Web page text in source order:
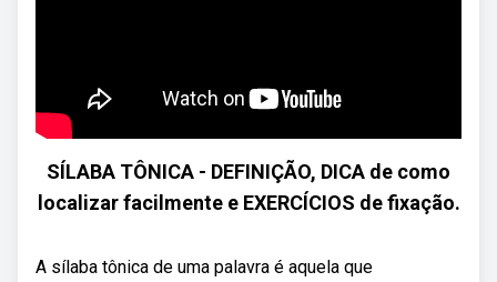
SÍLABA TÔNICA - DEFINIÇÃO, DICA de como
localizar facilmente e EXERCÍCIOS de fixação.
A sílaba tônica de uma palavra é aquela que